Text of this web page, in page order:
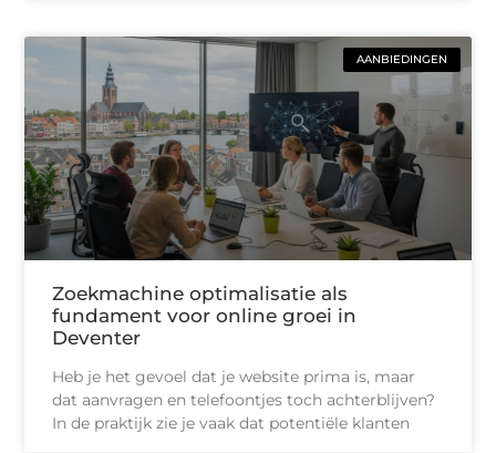
AANBIEDINGEN
Zoekmachine optimalisatie als
fundament voor online groei in
Deventer
Heb je het gevoel dat je website prima is, maar
dat aanvragen en telefoontjes toch achterblijven?
In de praktijk zie je vaak dat potentiële klanten